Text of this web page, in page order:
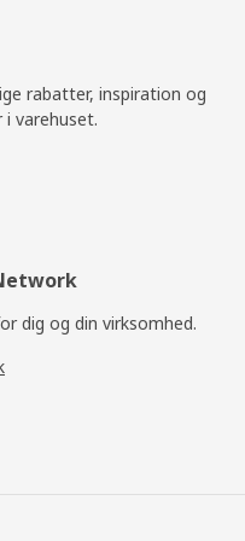
rabatter, inspiration og
varehuset.
dig og din virksomhed.